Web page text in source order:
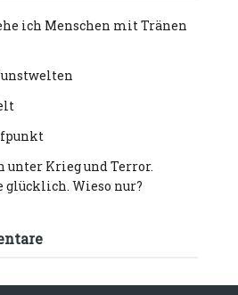
ich Menschen mit Tränen
unter Krieg und Terror.
glücklich. Wieso nur?